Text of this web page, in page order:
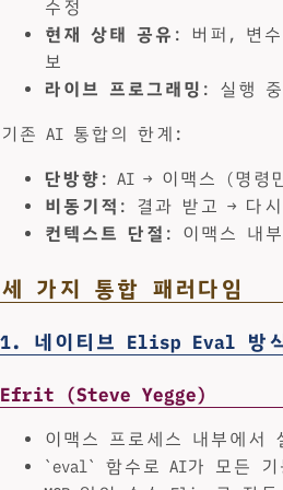
수정
현재 상태 공유 : 버퍼, 변
보
라이브 프로그래밍 : 실행
기존 AI 통합의 한계:
단방향 : AI → 이맥스 (명령
비동기적 : 결과 받고 → 다
컨텍스트 단절 : 이맥스 내
세 가지 통합 패러다임
1. 네이티브 Elisp Eval 방
Efrit (Steve Yegge)
이맥스 프로세스 내부에서
`eval` 함수로 AI가 모든 기